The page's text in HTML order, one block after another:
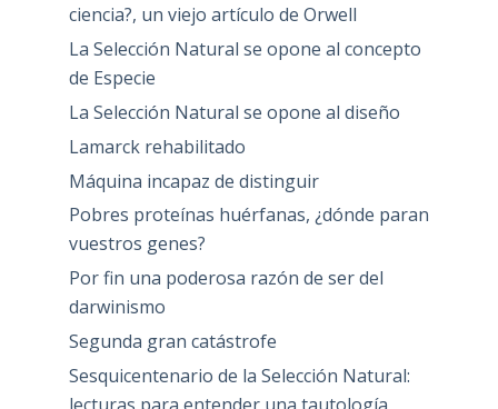
ciencia?, un viejo artículo de Orwell
La Selección Natural se opone al concepto
de Especie
La Selección Natural se opone al diseño
Lamarck rehabilitado
Máquina incapaz de distinguir
Pobres proteínas huérfanas, ¿dónde paran
vuestros genes?
Por fin una poderosa razón de ser del
darwinismo
Segunda gran catástrofe
Sesquicentenario de la Selección Natural: